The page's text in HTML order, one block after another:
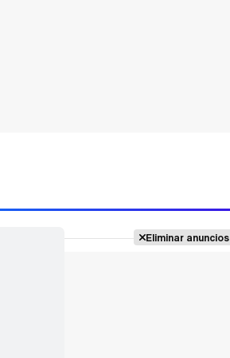
Eliminar anuncios